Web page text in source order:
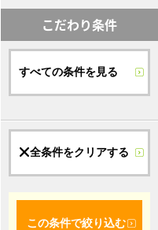
こだわり条件
すべての条件を見る
全条件をクリアする
この条件で絞り込む